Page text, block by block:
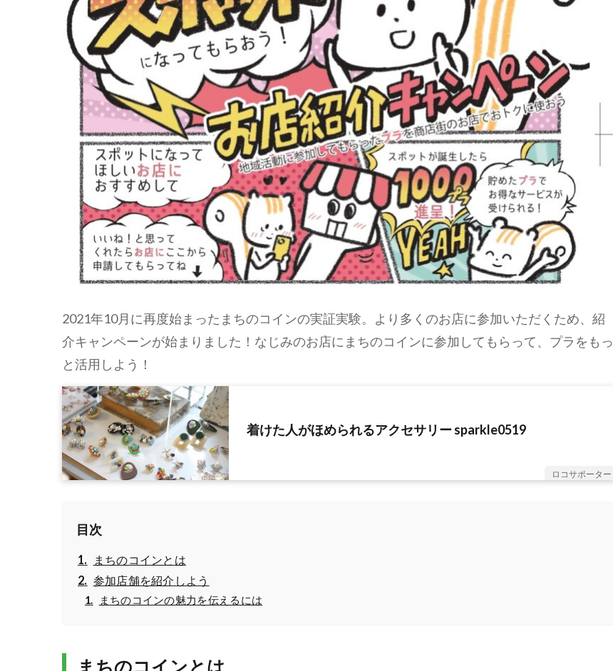
2021年10月に再度始まったまちのコインの実証実験。より多くのお店に参加いただくため、紹
介キャンペーンが始まりました！なじみのお店にまちのコインに参加してもらって、プラをもっ
と活用しよう！
着けた人がほめられるアクセサリー sparkle0519
ロコサポーター
目次
まちのコインとは
参加店舗を紹介しよう
まちのコインの魅力を伝えるには
まちのコインとは